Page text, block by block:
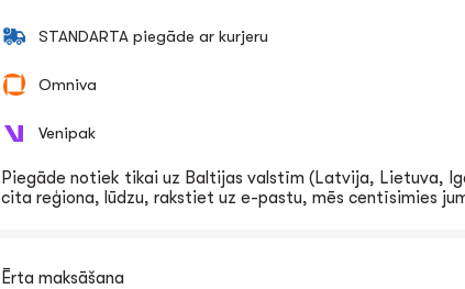
STANDARTA piegāde ar kurjeru
Omniva
Venipak
Piegāde notiek tikai uz Baltijas valstīm (Latvija, Lietuva,
cita reģiona, lūdzu, rakstiet uz e-pastu, mēs centīsimies
Ērta maksāšana